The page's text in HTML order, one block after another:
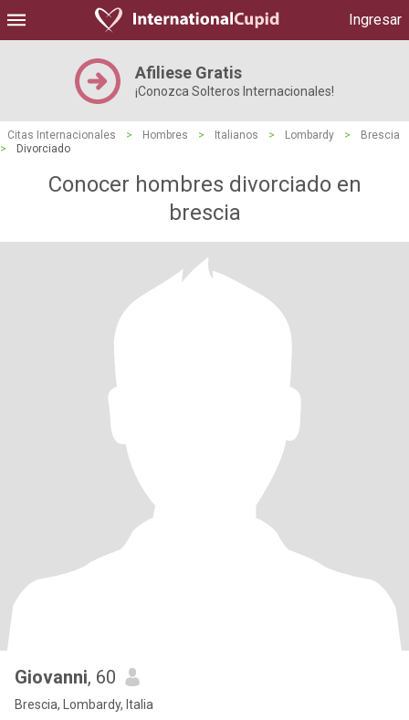
Ingresar
Afiliese Gratis
¡Conozca Solteros Internacionales!
Citas Internacionales > Hombres > Italianos > Lombardy >
Brescia
>
Divorciado
Conocer hombres divorciado en
brescia
Giovanni, 60
Brescia, Lombardy, Italia